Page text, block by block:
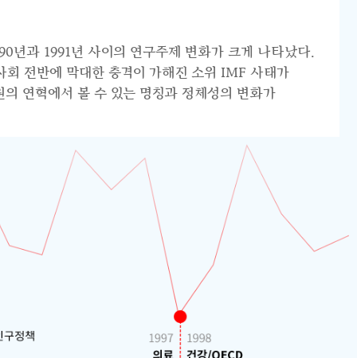
년과 1991년 사이의 연구주제 변화가 크게 나타났다.
전반에 막대한 충격이 가해진 소위 IMF 사태가
연혁에서 볼 수 있는 명칭과 정체성의 변화가